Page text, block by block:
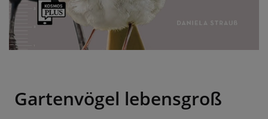
Gartenvögel lebensgroß